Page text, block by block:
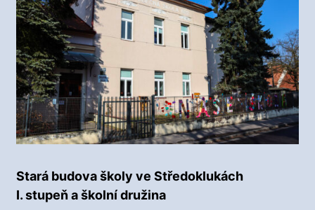
Stará budova školy ve Středoklukách
I. stupeň a školní družina